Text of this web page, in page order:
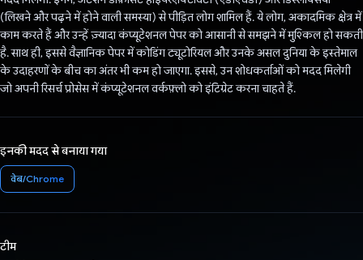
(लिखने और पढ़ने में होने वाली समस्या) से पीड़ित लोग शामिल हैं. ये लोग, अकादमिक क्षेत्र में
काम करते हैं और उन्हें ज़्यादा कंप्यूटेशनल पेपर को आसानी से समझने में मुश्किल हो सकती
है. साथ ही, इससे वैज्ञानिक पेपर में कोडिंग ट्यूटोरियल और उनके असल दुनिया के इस्तेमाल
के उदाहरणों के बीच का अंतर भी कम हो जाएगा. इससे, उन शोधकर्ताओं को मदद मिलेगी
जो अपनी रिसर्च प्रोसेस में कंप्यूटेशनल वर्कफ़्लो को इंटिग्रेट करना चाहते हैं.
इनकी मदद से बनाया गया
वेब/Chrome
टीम